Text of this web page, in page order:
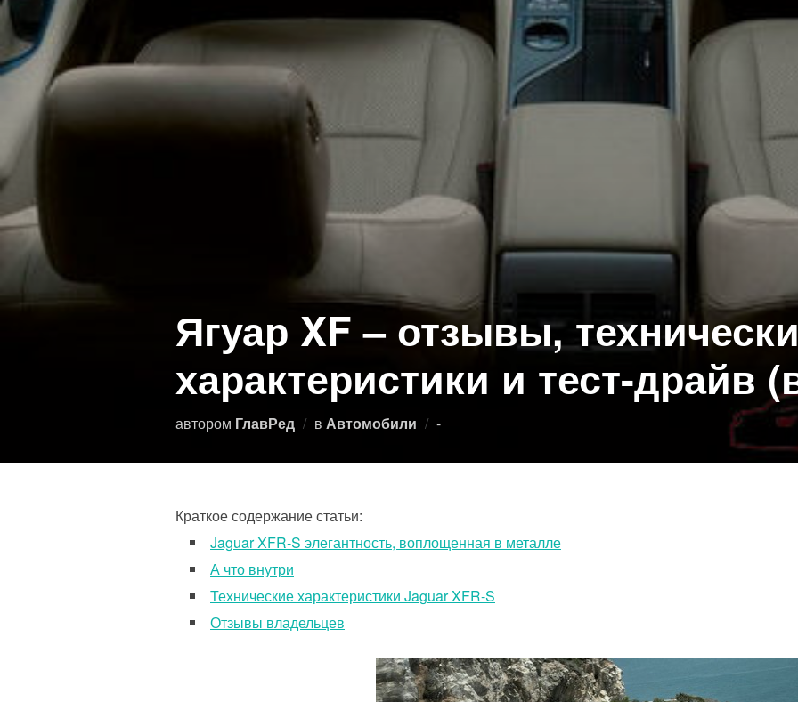
Ягуар XF – отзывы,
характеристики и тест-драйв
автором ГлавРед в Автомобили -Опубликовано
Краткое содержание статьи:
Jaguar XFR-S элегантность, воплощенная в металле
А что внутри
Технические характеристики Jaguar XFR-S
Отзывы владельцев